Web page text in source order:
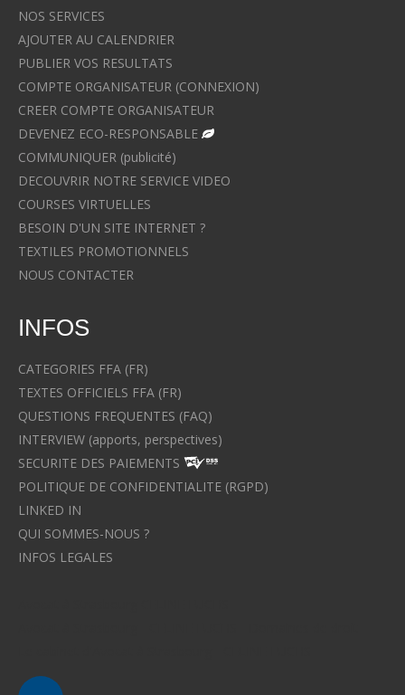
NOS SERVICES
AJOUTER AU CALENDRIER
PUBLIER VOS RESULTATS
COMPTE ORGANISATEUR (CONNEXION)
CREER COMPTE ORGANISATEUR
DEVENEZ ECO-RESPONSABLE
COMMUNIQUER (publicité)
DECOUVRIR NOTRE SERVICE VIDEO
COURSES VIRTUELLES
BESOIN D'UN SITE INTERNET ?
TEXTILES PROMOTIONNELS
NOUS CONTACTER
INFOS
CATEGORIES FFA (FR)
TEXTES OFFICIELS FFA (FR)
QUESTIONS FREQUENTES (FAQ)
INTERVIEW (apports, perspectives)
SECURITE DES PAIEMENTS
POLITIQUE DE CONFIDENTIALITE (RGPD)
LINKED IN
QUI SOMMES-NOUS ?
INFOS LEGALES